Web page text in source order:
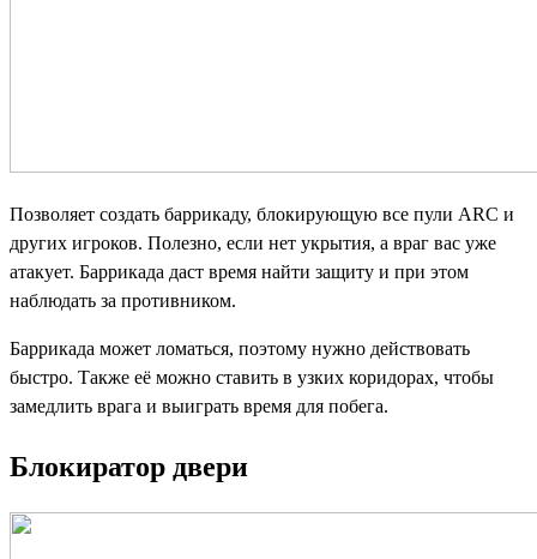
Позволяет создать баррикаду, блокирующую все пули ARC и
других игроков. Полезно, если нет укрытия, а враг вас уже
атакует. Баррикада даст время найти защиту и при этом
наблюдать за противником.
Баррикада может ломаться, поэтому нужно действовать
быстро. Также её можно ставить в узких коридорах, чтобы
замедлить врага и выиграть время для побега.
Блокиратор двери